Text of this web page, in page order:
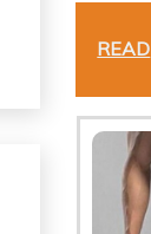
READ